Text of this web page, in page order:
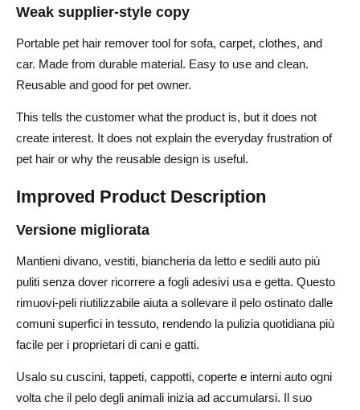
Weak supplier-style copy
Portable pet hair remover tool for sofa, carpet, clothes, and
car. Made from durable material. Easy to use and clean.
Reusable and good for pet owner.
This tells the customer what the product is, but it does not
create interest. It does not explain the everyday frustration of
pet hair or why the reusable design is useful.
Improved Product Description
Versione migliorata
Mantieni divano, vestiti, biancheria da letto e sedili auto più
puliti senza dover ricorrere a fogli adesivi usa e getta. Questo
rimuovi-peli riutilizzabile aiuta a sollevare il pelo ostinato dalle
comuni superfici in tessuto, rendendo la pulizia quotidiana più
facile per i proprietari di cani e gatti.
Usalo su cuscini, tappeti, cappotti, coperte e interni auto ogni
volta che il pelo degli animali inizia ad accumularsi. Il suo